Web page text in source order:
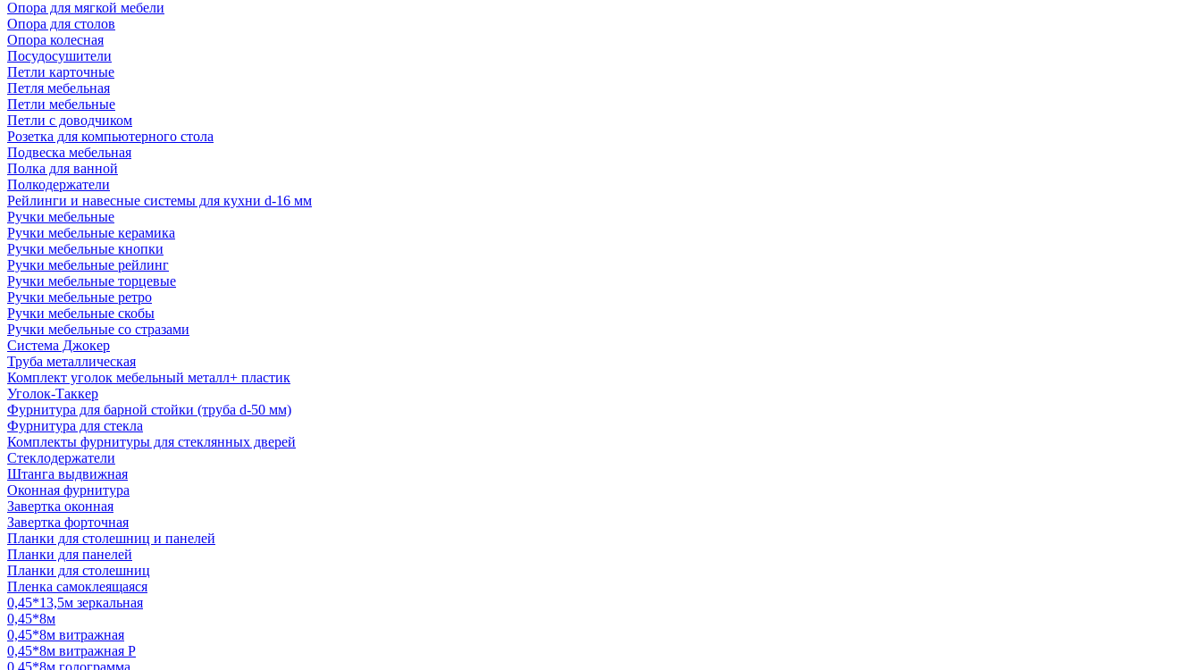
Опора для мягкой мебели
Опора для столов
Опора колесная
Посудосушители
Петли карточные
Петля мебельная
Петли мебельные
Петли с доводчиком
Розетка для компьютерного стола
Подвеска мебельная
Полка для ванной
Полкодержатели
Рейлинги и навесные системы для кухни d-16 мм
Ручки мебельные
Ручки мебельные керамика
Ручки мебельные кнопки
Ручки мебельные рейлинг
Ручки мебельные торцевые
Ручки мебельные ретро
Ручки мебельные скобы
Ручки мебельные со стразами
Система Джокер
Труба металлическая
Комплект уголок мебельный металл+ пластик
Уголок-Таккер
Фурнитура для барной стойки (труба d-50 мм)
Фурнитура для стекла
Комплекты фурнитуры для стеклянных дверей
Стеклодержатели
Штанга выдвижная
Оконная фурнитура
Завертка оконная
Завертка форточная
Планки для столешниц и панелей
Планки для панелей
Планки для столешниц
Пленка самоклеящаяся
0,45*13,5м зеркальная
0,45*8м
0,45*8м витражная
0,45*8м витражная Р
0,45*8м голограмма